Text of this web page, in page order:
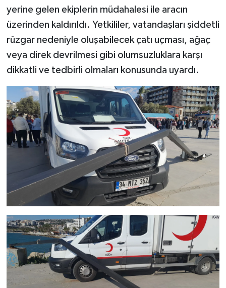
yerine gelen ekiplerin müdahalesi ile aracın
üzerinden kaldırıldı. ​Yetkililer, vatandaşları şiddetli
rüzgar nedeniyle oluşabilecek çatı uçması, ağaç
veya direk devrilmesi gibi olumsuzluklara karşı
dikkatli ve tedbirli olmaları konusunda uyardı.